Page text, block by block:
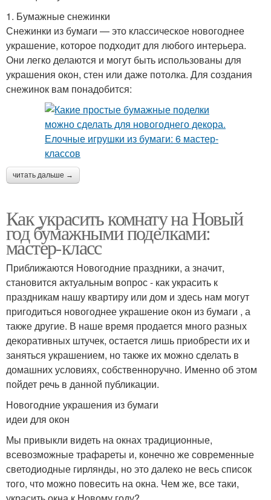
1. Бумажные снежинки
Снежинки из бумаги — это классическое новогоднее
украшение, которое подходит для любого интерьера.
Они легко делаются и могут быть использованы для
украшения окон, стен или даже потолка. Для создания
снежинок вам понадобится:
читать дальше →
Как украсить комнату на Новый
год бумажными поделками:
мастер-класс
Приближаются Новогодние праздники, а значит,
становится актуальным вопрос - как украсить к
праздникам нашу квартиру или дом и здесь нам могут
пригодиться новогоднее украшение окон из бумаги , а
также другие. В наше время продается много разных
декоративных штучек, остается лишь приобрести их и
заняться украшением, но также их можно сделать в
домашних условиях, собственноручно. Именно об этом
пойдет речь в данной публикации.
Новогодние украшения из бумаги
идеи для окон
Мы привыкли видеть на окнах традиционные,
всевозможные трафареты и, конечно же современные
светодиодные гирлянды, но это далеко не весь список
того, что можно повесить на окна. Чем же, все таки,